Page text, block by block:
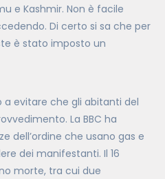
e Kashmir. Non è facile
Di certo si sa che per
è stato imposto un
evitare che gli abitanti del
La BBC ha
dell’ordine che usano gas e
dei manifestanti. Il 16
morte, tra cui due